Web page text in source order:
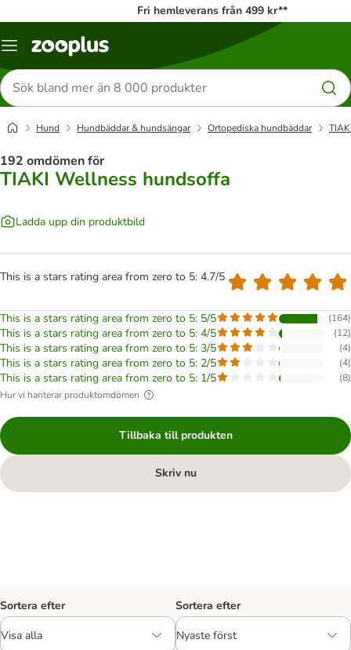
Fri hemleverans från 499 kr**
Katalogmeny
Sök
efter
produkter
Hund Hundbäddar & hundsängar Ortopediska hundbäddar
192 omdömen för
TIAKI Wellness hundsoffa
Ladda upp din produktbild
This is a stars rating area from zero to 5: 4.7/5
This is a stars rating area from zero to 5: 5/5 (164)
This is a stars rating area from zero to 5: 4/5 (12)
This is a stars rating area from zero to 5: 3/5 (4)
This is a stars rating area from zero to 5: 2/5 (4)
This is a stars rating area from zero to 5: 1/5 (8)
Hur vi hanterar produktomdömen
Tillbaka till produkten
Skriv nu
Sortera efter Sortera efter